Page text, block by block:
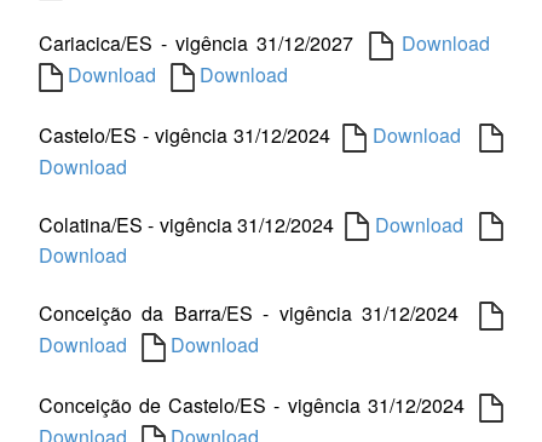
Cariacica/ES - vigência 31/12/2027
Download
Download
Download
Castelo/ES - vigência 31/12/2024
Download
Download
Colatina/ES - vigência 31/12/2024
Download
Download
Conceição da Barra/ES - vigência 31/12/2024
Download
Download
Conceição de Castelo/ES - vigência 31/12/2024
Download
Download